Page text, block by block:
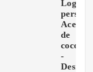
Logo
Aceite
de
coco
-